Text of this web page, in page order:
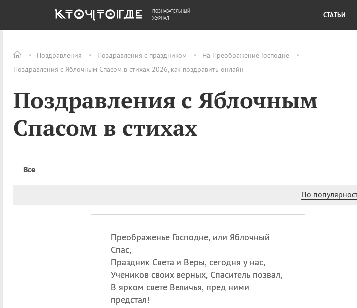
Поздравления Поздравления с праздником
На Преображение Господне
Поздравления с Яблочным Спасом в стихах 2026, как поздравить онлайн
Поздравления с Яблочным
Спасом в стихах
Все
По
Преображенье Господне, или Яблочный
Спас,
Праздник Света и Веры, сегодня у нас,
Учеников своих верных, Спаситель позвал,
В ярком свете Величья, пред ними
предстал!
ОБЩЕСТВО ДЕНЬГИ
ПОЗНАВАТЕЛЬНЫЙ
ЖУРНАЛ
СТАТЬИ